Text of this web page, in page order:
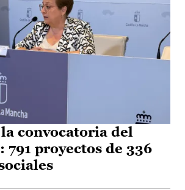
convocatoria del
791 proyectos de 336